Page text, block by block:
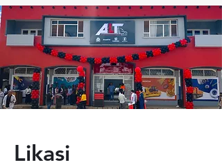
Likasi